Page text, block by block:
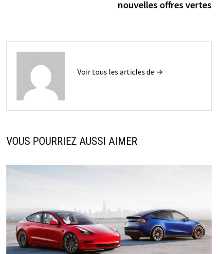
nouvelles offres vertes
Voir tous les articles de →
VOUS POURRIEZ AUSSI AIMER